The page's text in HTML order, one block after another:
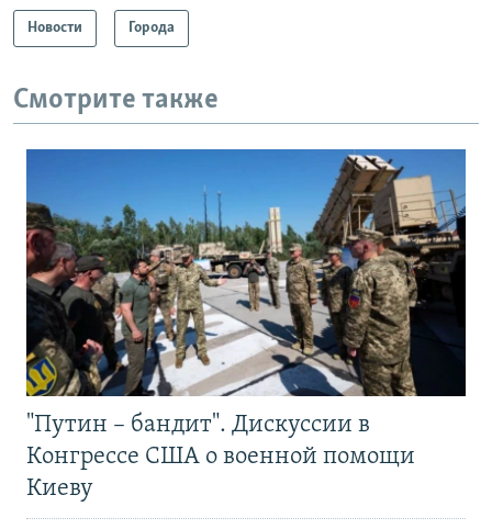
Новости Города
Смотрите также
"Путин – бандит". Дискуссии в
Конгрессе США о военной помощи
Киеву